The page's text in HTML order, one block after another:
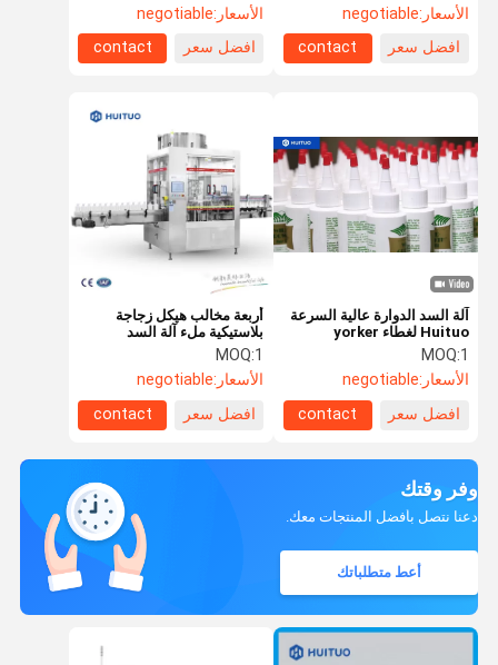
الأسعار:negotiable
افضل سعر
contact
الأسعار:negotiable
افضل سعر
contact
أربعة مخالب هيكل زجاجة
بلاستيكية ملء آلة السد
MOQ:1
الأسعار:negotiable
افضل سعر
contact
آلة السد الدوارة عالية السرعة
Huituo لغطاء yorker
MOQ:1
الأسعار:negotiable
افضل سعر
contact
وفر وقتك
دعنا نتصل بأفضل المنتجات معك.
أعط متطلباتك